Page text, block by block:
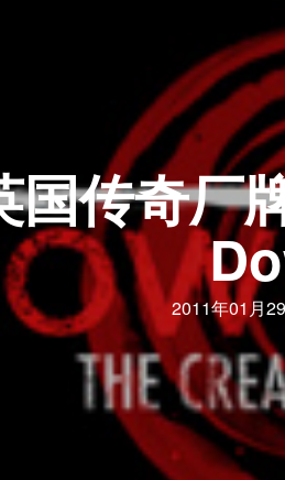
国传奇厂
2011年01月